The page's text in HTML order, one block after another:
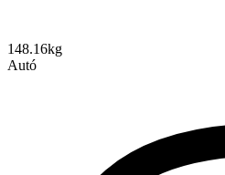
148.16kg
Autó